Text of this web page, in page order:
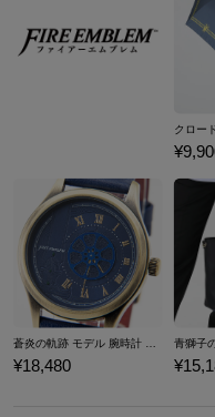
¥18,480